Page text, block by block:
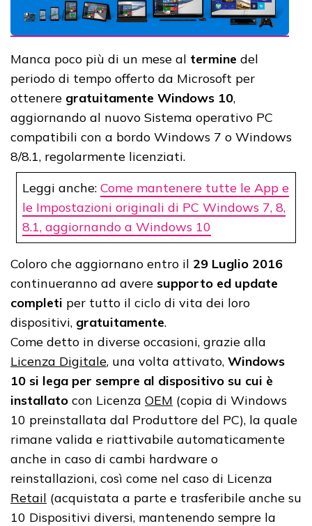
Manca poco più di un mese al termine del
periodo di tempo offerto da Microsoft per
ottenere gratuitamente Windows 10,
aggiornando al nuovo Sistema operativo PC
compatibili con a bordo Windows 7 o Windows
8/8.1, regolarmente licenziati.
Leggi anche: Come mantenere tutte le App e
le Impostazioni originali di PC Windows 7, 8,
8.1, aggiornando a Windows 10
Coloro che aggiornano entro il 29 Luglio 2016
continueranno ad avere supporto ed update
completi per tutto il ciclo di vita dei loro
dispositivi, gratuitamente.
Come detto in diverse occasioni, grazie alla
Licenza Digitale, una volta attivato, Windows
10 si lega per sempre al dispositivo su cui è
installato con Licenza OEM (copia di Windows
10 preinstallata dal Produttore del PC), la quale
rimane valida e riattivabile automaticamente
anche in caso di cambi hardware o
reinstallazioni, così come nel caso di Licenza
Retail (acquistata a parte e trasferibile anche su
10 Dispositivi diversi, mantenendo sempre la